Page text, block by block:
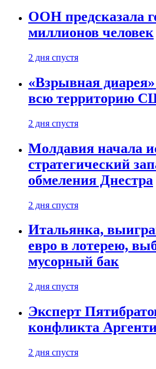
ООН предсказала
миллионов человек
2 дня спустя
«Взрывная
всю территорию
2 дня спустя
Молдавия начала
стратегический
обмеления Днестра
2 дня спустя
Итальянка,
евро в лотерею,
мусорный бак
2 дня спустя
Эксперт
конфликта
2 дня спустя